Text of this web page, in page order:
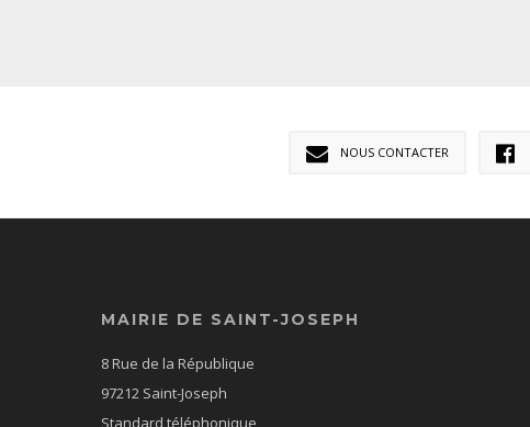
NOUS CONTACTER
MAIRIE DE SAINT-JOSEPH
8 Rue de la République
97212 Saint-Joseph
Standard téléphonique